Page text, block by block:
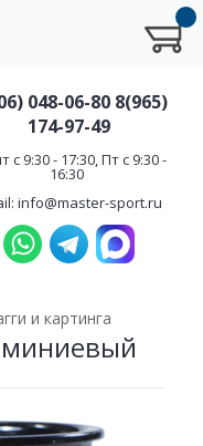
048-06-80 8(965)
174-97-49
с 9:30 - 17:30, Пт с 9:30 -
16:30
info@master-sport.ru
и картинга